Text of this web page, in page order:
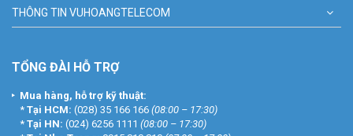
THÔNG TIN VUHOANGTELECOM
TỔNG ĐÀI HỖ TRỢ
Mua hàng, hỗ trợ kỹ thuật:
* Tại HCM: (028) 35 166 166 (08:00 – 17:30)
* Tại HN: (024) 6256 1111 (08:00 – 17:30)